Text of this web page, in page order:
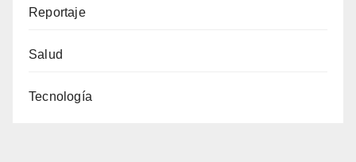
Reportaje
Salud
Tecnología